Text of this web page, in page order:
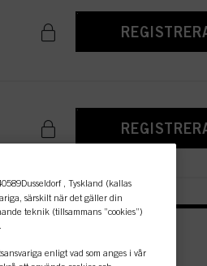
, Tyskland (kallas
särskilt när det gäller din
teknik (tillsammans ”cookies”)
enligt vad som anges i vår